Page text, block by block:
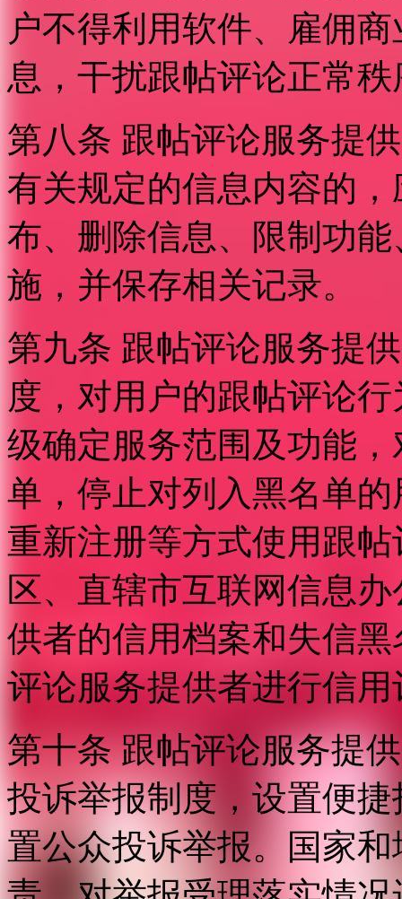
户不得利用软件、雇佣
息，干扰跟帖评论正常
第八条 跟帖评论服务提
有关规定的信息内容的
布、删除信息、限制功
施，并保存相关记录。
第九条 跟帖评论服务提
度，对用户的跟帖评论
级确定服务范围及功能
单，停止对列入黑名单
重新注册等方式使用跟
区、直辖市互联网信息
供者的信用档案和失信
评论服务提供者进行信用
第十条 跟帖评论服务提
投诉举报制度，设置便
置公众投诉举报。国家